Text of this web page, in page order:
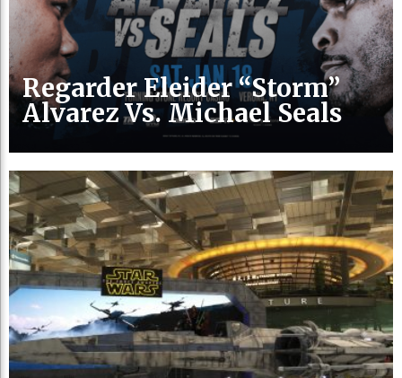
Regarder Eleider “Storm”
Alvarez Vs. Michael Seals